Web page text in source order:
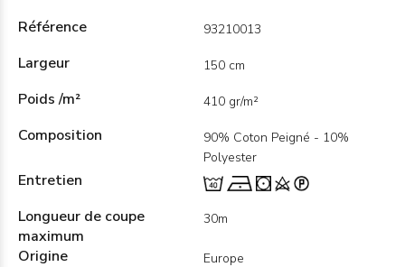
Référence 93210013
Largeur 150 cm
Poids /m² 410 gr/m²
Composition
90% Coton Peigné - 10%
Polyester
Entretien
Longueur de coupe
maximum
30m
Origine Europe